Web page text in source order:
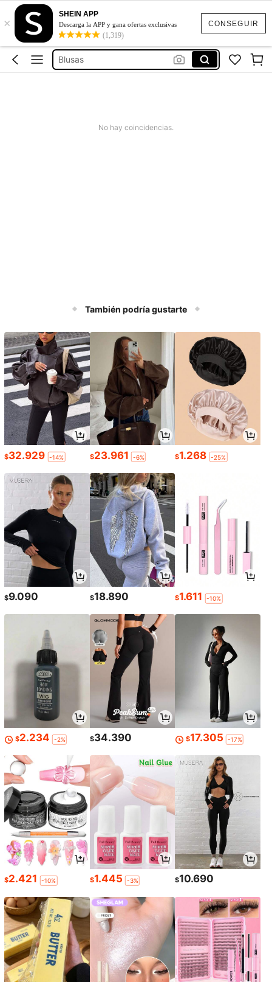
CONSEGUIR
×
SHEIN APP
Descarga la APP y gana ofertas exclusivas
(1,319)
Blusas Bonitas
Vestidos
Blusas
No hay coincidencias.
También podría gustarte
$32.929 -14% $23.961 -6% $1.268 -25%
$9.090 $18.890 $1.611 -10%
$2.234 -2% $34.390 $17.305 -17%
$2.421 -10% $1.445 -3% $10.690